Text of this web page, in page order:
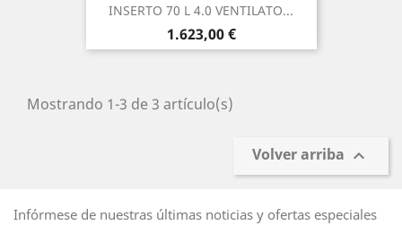
INSERTO 70 L 4.0 VENTILATO...
Precio
1.623,00 €
Mostrando 1-3 de 3 artículo(s)
Volver arriba 
Infórmese de nuestras últimas noticias y ofertas especiales